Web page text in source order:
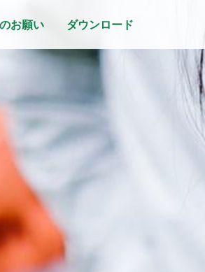
お願い ダウンロード